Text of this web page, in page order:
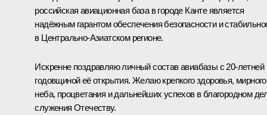
российская авиационная база в городе Канте является
надёжным гарантом обеспечения безопасности и
в Центрально-Азиатском регионе.
Искренне поздравляю личный состав авиабазы с 20-летней
годовщиной её открытия. Желаю крепкого здоровья, мирного
неба, процветания и дальнейших успехов в благородном
служения Отечеству.